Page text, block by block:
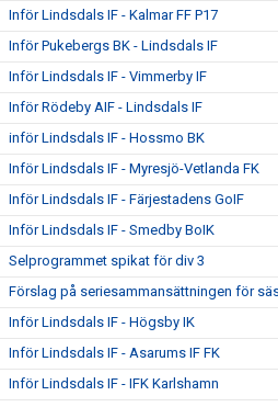
Inför Lindsdals IF - Kalmar FF P17
Inför Pukebergs BK - Lindsdals IF
Inför Lindsdals IF - Vimmerby IF
Inför Rödeby AIF - Lindsdals IF
inför Lindsdals IF - Hossmo BK
Inför Lindsdals IF - Myresjö-Vetlanda FK
Inför Lindsdals IF - Färjestadens GoIF
Inför Lindsdals IF - Smedby BoIK
Selprogrammet spikat för div 3
Förslag på seriesammansättningen för
Inför Lindsdals IF - Högsby IK
Inför Lindsdals IF - Asarums IF FK
Inför Lindsdals IF - IFK Karlshamn